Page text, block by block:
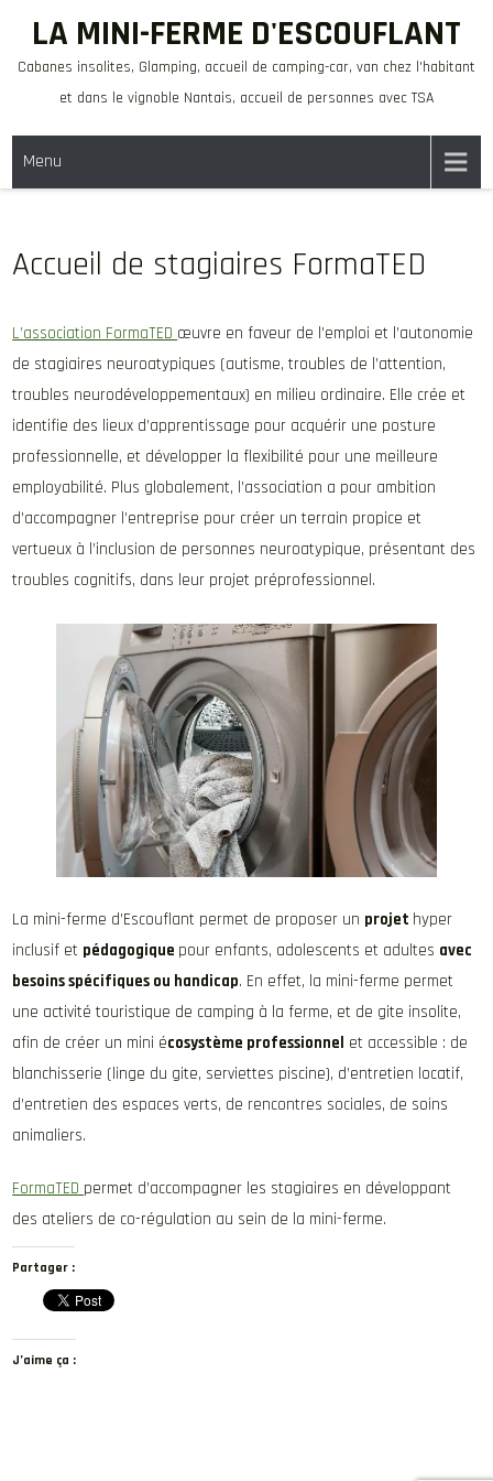
content
LA MINI-FERME D'ESCOUFLANT
Cabanes insolites, Glamping, accueil de camping-car, van chez l'habitant
et dans le vignoble Nantais, accueil de personnes avec TSA
Menu
Accueil de stagiaires FormaTED
L’association FormaTED œuvre en faveur de l’emploi et l’autonomie
de stagiaires neuroatypiques (autisme, troubles de l’attention,
troubles neurodéveloppementaux) en milieu ordinaire. Elle crée et
identifie des lieux d’apprentissage pour acquérir une posture
professionnelle, et développer la flexibilité pour une meilleure
employabilité. Plus globalement, l’association a pour ambition
d’accompagner l’entreprise pour créer un terrain propice et
vertueux à l’inclusion de personnes neuroatypique, présentant des
troubles cognitifs, dans leur projet préprofessionnel.
La mini-ferme d’Escouflant permet de proposer un projet hyper
inclusif et pédagogique pour enfants, adolescents et adultes avec
besoins spécifiques ou handicap. En effet, la mini-ferme permet
une activité touristique de camping à la ferme, et de gite insolite,
afin de créer un mini écosystème professionnel et accessible : de
blanchisserie (linge du gite, serviettes piscine), d’entretien locatif,
d’entretien des espaces verts, de rencontres sociales, de soins
animaliers.
FormaTED permet d’accompagner les stagiaires en développant
des ateliers de co-régulation au sein de la mini-ferme.
Partager :
J’aime ça :